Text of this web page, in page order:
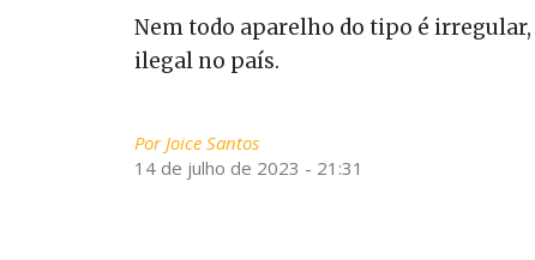
Nem todo aparelho do tipo é irregular,
ilegal no país.
PorJoice Santos
14 de julho de 2023 - 21:31